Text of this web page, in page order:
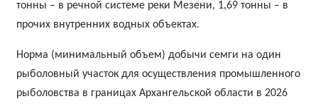
тонны – в речной системе реки Мезени, 1,69 тонны – в
прочих внутренних водных объектах.
Норма (минимальный объем) добычи семги на один
рыболовный участок для осуществления промышленного
рыболовства в границах Архангельской области в 2026